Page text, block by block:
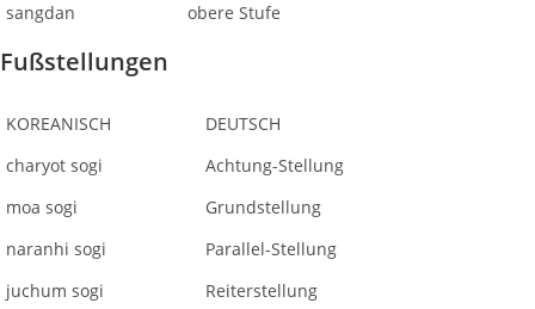
sangdan
obere Stufe
Fußstellungen
KOREANISCH
DEUTSCH
charyot sogi
Achtung-Stellung
moa sogi
Grundstellung
naranhi sogi
Parallel-Stellung
juchum sogi
Reiterstellung